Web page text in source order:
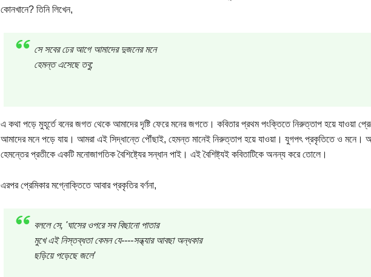
কোনখানে? তিনি লিখেন,
সে সবের ঢের আগে আমাদের দুজনের মনে
হেমন্ত এসেছে তবু;
এ কথা পড়ে মুহূর্তে বনের জগত থেকে আমাদের দৃষ্টি ফেরে মনের জগতে। কবিতার প্রথম পংক্তিতে নিরুত্তাপ হয়ে যাওয়া
আমাদের মনে পড়ে যায়। আমরা এই সিদ্ধান্তে পৌঁছাই, হেমন্ত মানেই নিরুত্তাপ হয়ে যাওয়া। যুগপৎ প্রকৃতিতে ও মনে।
হেমন্তের প্রতীকে একটি মনোজাগতিক বৈশিষ্ট্যের সন্ধান পাই। এই বৈশিষ্ট্যই কবিতাটিকে অনন্য করে তোলে।
এরপর প্রেমিকার মগ্নোক্তিতে আবার প্রকৃতির বর্ণনা,
বললে সে, 'ঘাসের ওপরে সব বিছানো পাতার
মুখে এই নিস্তব্ধতা কেমন যে----সন্ধ্যার আবছা অন্ধকার
ছড়িয়ে পড়েছে জলে'